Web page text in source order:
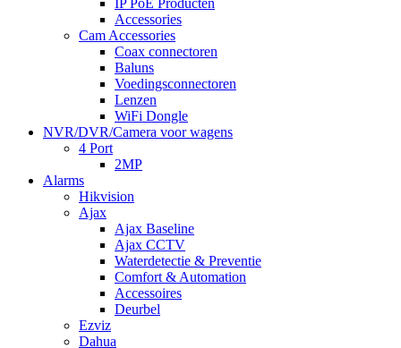
IP PoE Producten
Accessories
Cam Accessories
Coax connectoren
Baluns
Voedingsconnectoren
Lenzen
WiFi Dongle
NVR/DVR/Camera voor wagens
4 Port
2MP
Alarms
Hikvision
Ajax
Ajax Baseline
Ajax CCTV
Waterdetectie & Preventie
Comfort & Automation
Accessoires
Deurbel
Ezviz
Dahua